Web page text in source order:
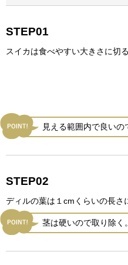
STEP01
スイカは食べやすい大きさに切る
見える範囲内で良いの
STEP02
ディルの葉は１cmくらいの長さ
茎は硬いので取り除く。